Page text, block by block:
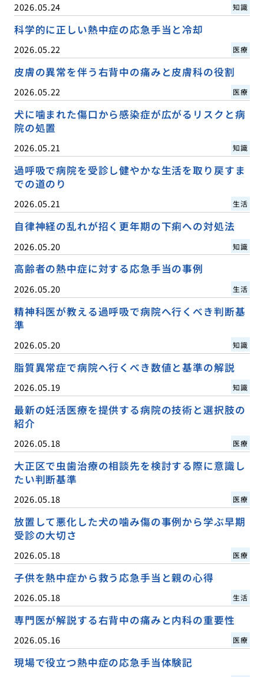
2026.05.24 知識
科学的に正しい熱中症の応急手当と冷却
2026.05.22 医療
皮膚の異常を伴う右背中の痛みと皮膚科の役割
2026.05.22 医療
犬に噛まれた傷口から感染症が広がるリスクと病
院の処置
2026.05.21 知識
過呼吸で病院を受診し健やかな生活を取り戻すま
での道のり
2026.05.21 生活
自律神経の乱れが招く更年期の下痢への対処法
2026.05.20 知識
高齢者の熱中症に対する応急手当の事例
2026.05.20 生活
精神科医が教える過呼吸で病院へ行くべき判断基
準
2026.05.20 知識
脂質異常症で病院へ行くべき数値と基準の解説
2026.05.19 知識
最新の妊活医療を提供する病院の技術と選択肢の
紹介
2026.05.18 医療
大正区で虫歯治療の相談先を検討する際に意識し
たい判断基準
2026.05.18 医療
放置して悪化した犬の噛み傷の事例から学ぶ早期
受診の大切さ
2026.05.18 医療
子供を熱中症から救う応急手当と親の心得
2026.05.18 生活
専門医が解説する右背中の痛みと内科の重要性
2026.05.16 医療
現場で役立つ熱中症の応急手当体験記